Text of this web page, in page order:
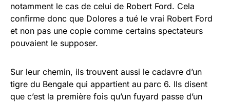
notamment le cas de celui de Robert Ford. Cela
confirme donc que Dolores a tué le vrai Robert Ford
et non pas une copie comme certains spectateurs
pouvaient le supposer.
Sur leur chemin, ils trouvent aussi le cadavre d’un
tigre du Bengale qui appartient au parc 6. Ils disent
que c’est la première fois qu’un fuyard passe d’un